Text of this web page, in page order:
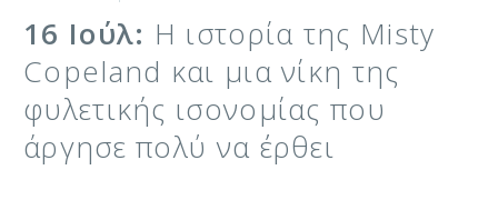
16 Ιούλ: Η ιστορία της Misty
Copeland και μια νίκη της
φυλετικής ισονομίας που
άργησε πολύ να έρθει